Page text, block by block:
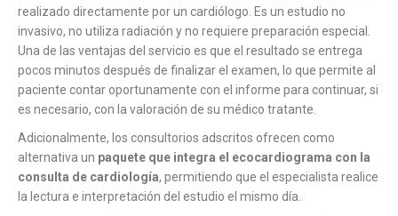
realizado directamente por un cardiólogo. Es un estudio no
invasivo, no utiliza radiación y no requiere preparación especial.
Una de las ventajas del servicio es que el resultado se entrega
pocos minutos después de finalizar el examen, lo que permite al
paciente contar oportunamente con el informe para continuar, si
es necesario, con la valoración de su médico tratante.
Adicionalmente, los consultorios adscritos ofrecen como
alternativa un paquete que integra el ecocardiograma con la
consulta de cardiología, permitiendo que el especialista realice
la lectura e interpretación del estudio el mismo día.